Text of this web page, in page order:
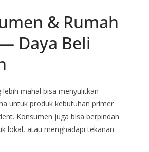
& Rumah
Daya Beli
mahal bisa menyulitkan
untuk produk kebutuhan primer
Konsumen juga bisa berpindah
lokal, atau menghadapi tekanan